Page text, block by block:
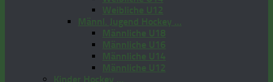
Weibliche U12
Männl. Jugend Hockey …
Männliche U18
Männliche U16
Männliche U14
Männliche U12
Kinder Hockey …